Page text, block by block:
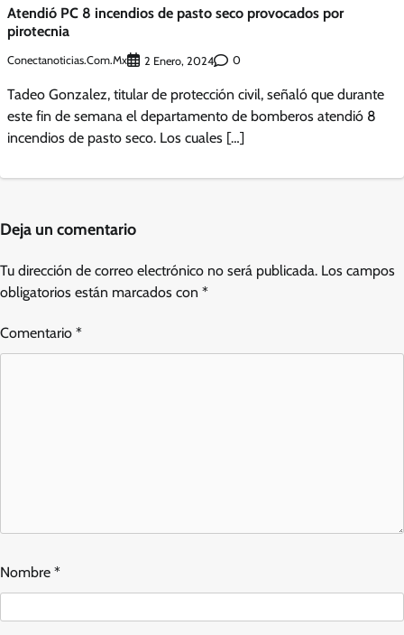
Atendió PC 8 incendios de pasto seco provocados por
pirotecnia
Conectanoticias.com.mx 2 Enero, 2024 0
Tadeo Gonzalez, titular de protección civil, señaló que durante
este fin de semana el departamento de bomberos atendió 8
incendios de pasto seco. Los cuales […]
Deja un comentario
Tu dirección de correo electrónico no será publicada. Los campos
obligatorios están marcados con *
Comentario *
Nombre *